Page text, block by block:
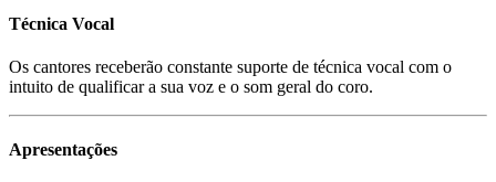
Técnica Vocal
Os cantores receberão constante suporte de técnica vocal com o
intuito de qualificar a sua voz e o som geral do coro.
Apresentações